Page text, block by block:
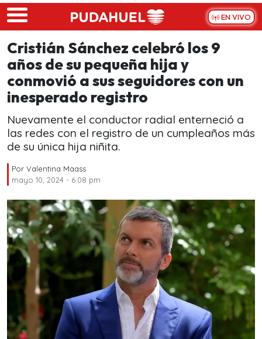
Skip to main content
EN VIVO
Cristián Sánchez celebró los 9
años de su pequeña hija y
conmovió a sus seguidores con un
inesperado registro
Nuevamente el conductor radial enterneció a
las redes con el registro de un cumpleaños más
de su única hija niñita.
Por Valentina Maass
mayo 10, 2024 - 6:08 pm